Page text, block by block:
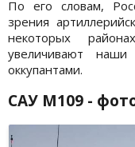
По его словам,
зрения
некоторых
увеличивают
оккупантами.
САУ M109 -